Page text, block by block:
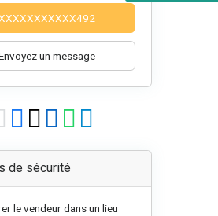
un message
de sécurité
le vendeur dans un lieu